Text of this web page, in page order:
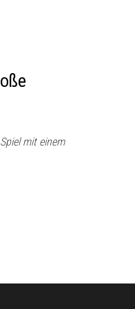
mit einem